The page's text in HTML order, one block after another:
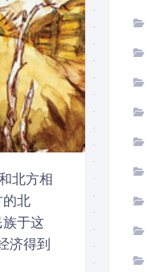
北方相
的北
于这
济得到